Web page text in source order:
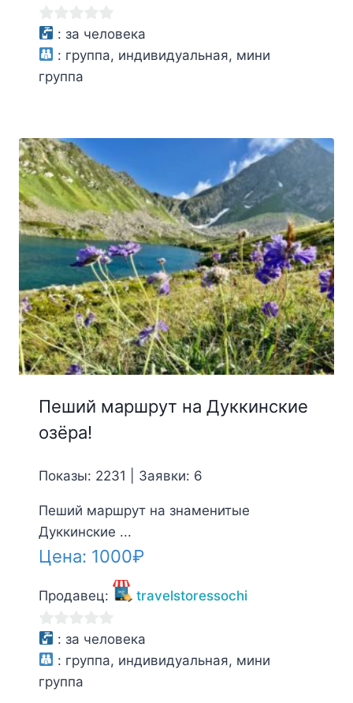
0
из
5
: за человека
: группа, индивидуальная, мини
группа
Пеший маршрут на Дуккинские
озёра!
Показы: 2231 | Заявки: 6
Пеший маршрут на знаменитые
Дуккинские ...
Цена: 1000₽
Продавец: travelstoressochi
0
из
5
: за человека
: группа, индивидуальная, мини
группа